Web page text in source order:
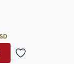
Dodaj u